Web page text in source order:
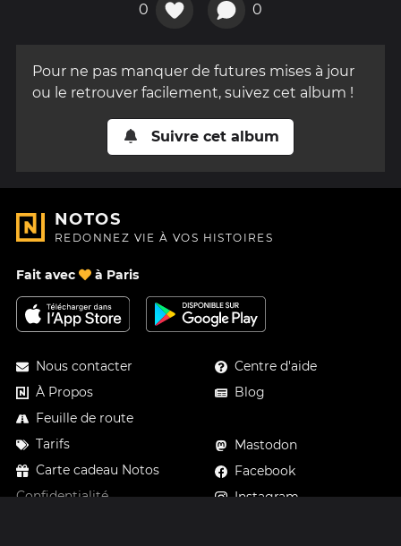
0 0
Pour ne pas manquer de futures mises à jour
ou le retrouver facilement, suivez cet album !
Suivre cet album
NOTOS
REDONNEZ VIE À VOS HISTOIRES
Fait avec à Paris
Nous contacter
À Propos
Feuille de route
Tarifs
Carte cadeau Notos
Confidentialité
Centre d'aide
Blog
Mastodon
Facebook
Instagram